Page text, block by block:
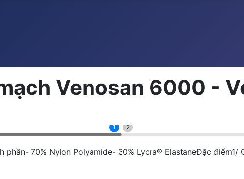
Venosan 6000 -
1 2
70% Nylon Polyamide- 30% Lycra® ElastaneĐặc điểm1/